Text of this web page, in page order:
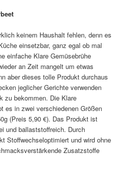
keinem Haushalt fehlen, denn es
einsetzbar, ganz egal ob mal
einfache Klare Gemüsebrühe
an Zeit mangelt um etwas
aber dieses tolle Produkt durchaus
jeglicher Gerichte verwenden
zu bekommen. Die Klare
es in zwei verschiedenen Größen
(Preis 5,90 €). Das Produkt ist
und ballaststoffreich. Durch
Stoffwechseloptimiert und wird ohne
Zusatzstoffe